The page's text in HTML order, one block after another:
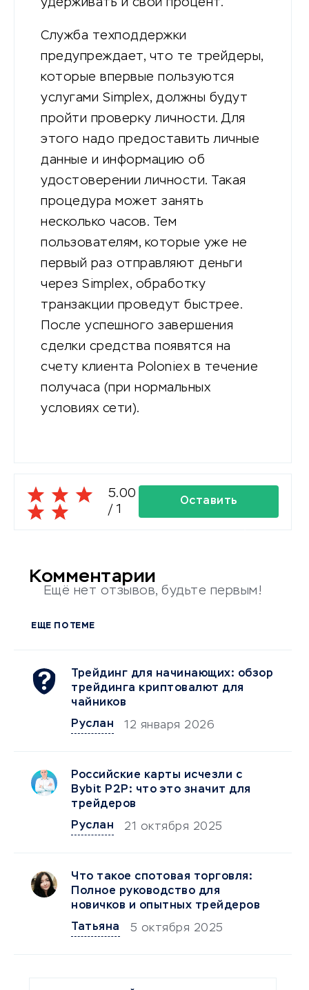
удерживать и свой процент.
Служба техподдержки
предупреждает, что те трейдеры,
которые впервые пользуются
услугами Simplex, должны будут
пройти проверку личности. Для
этого надо предоставить личные
данные и информацию об
удостоверении личности. Такая
процедура может занять
несколько часов. Тем
пользователям, которые уже не
первый раз отправляют деньги
через Simplex, обработку
транзакции проведут быстрее.
После успешного завершения
сделки средства появятся на
счету клиента Poloniex в течение
получаса (при нормальных
условиях сети).
5.00
/ 1
Оставить
Комментарии
Ещё нет отзывов, будьте первым!
ЕЩЕ ПО ТЕМЕ
Трейдинг для начинающих: обзор
трейдинга криптовалют для
чайников
Руслан
12 января 2026
Российские карты исчезли с
Bybit P2P: что это значит для
трейдеров
Руслан
21 октября 2025
Что такое спотовая торговля:
Полное руководство для
новичков и опытных трейдеров
Татьяна
5 октября 2025